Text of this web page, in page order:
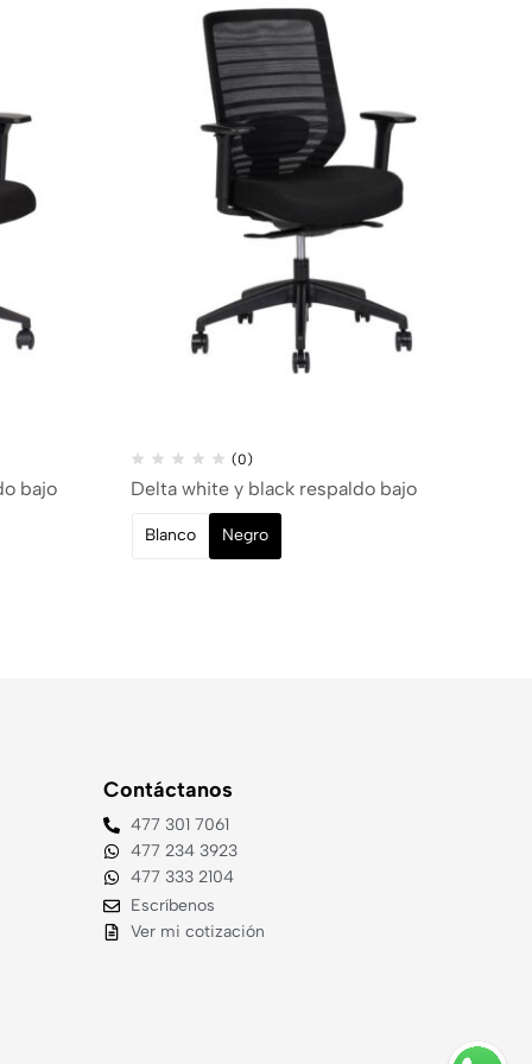
bajo
(0)
Delta white y black respaldo bajo
Blanco Negro
Contáctanos
477 301 7061
477 234 3923
477 333 2104
Escríbenos
Ver mi cotización